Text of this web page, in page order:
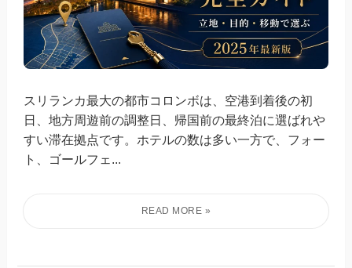
スリランカ最大の都市コロンボは、空港到着後の初
日、地方周遊前の調整日、帰国前の最終泊に選ばれや
すい滞在拠点です。ホテルの数は多い一方で、フォー
ト、ゴールフェ...